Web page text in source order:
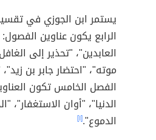
يستمر ابن الجوزي في
الرابع يكون عناوين
العابدين"، "تحذير إلى
موته"، "احتضار جابر بن
الفصل الخامس تكون
الدنيا"، "أوان الاستغفار"،
الدموع".[١]